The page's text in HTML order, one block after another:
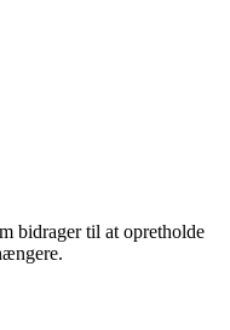
bidrager til at opretholde